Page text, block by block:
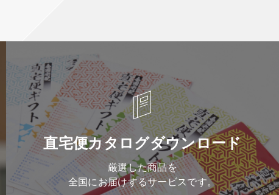
直宅便カタログダウンロード
厳選した商品を
全国にお届けするサービスです。